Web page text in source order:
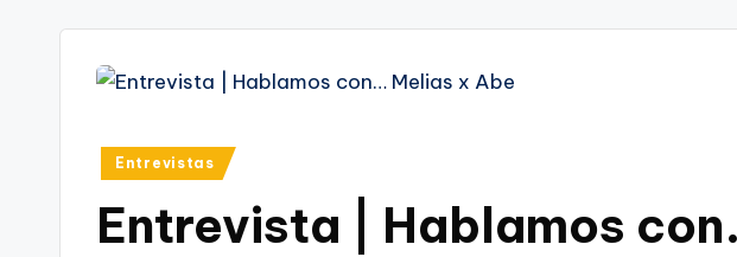
Publicado
Entrevistas
Entrevista | Hablamos